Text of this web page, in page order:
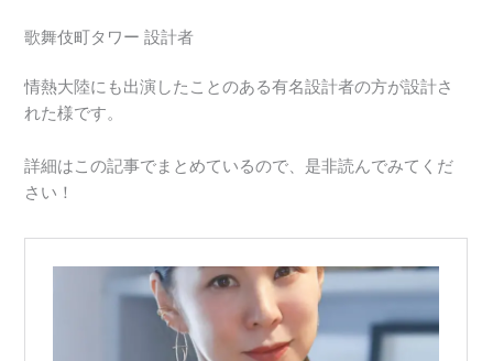
歌舞伎町タワー 設計者
情熱大陸にも出演したことのある有名設計者の方が設計さ
れた様です。
詳細はこの記事でまとめているので、是非読んでみてくだ
さい！